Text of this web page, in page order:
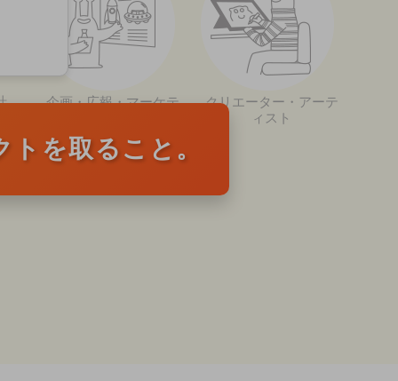
を取ること。
企画・広報・マーケテ
クリエーター・アーテ
ィスト